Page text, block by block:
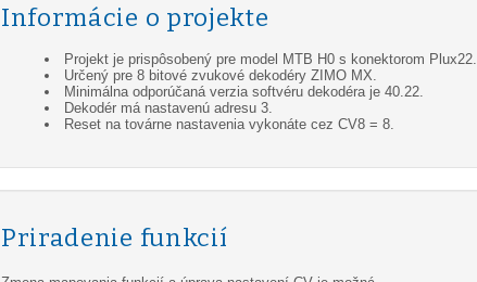
Informácie o projekte
Projekt je prispôsobený pre model MTB H0 s konektorom Plux22.
Určený pre 8 bitové zvukové dekodéry ZIMO MX.
Minimálna odporúčaná verzia softvéru dekodéra je 40.22.
Dekodér má nastavenú adresu 3.
Reset na továrne nastavenia vykonáte cez CV8 = 8.
Priradenie funkcií